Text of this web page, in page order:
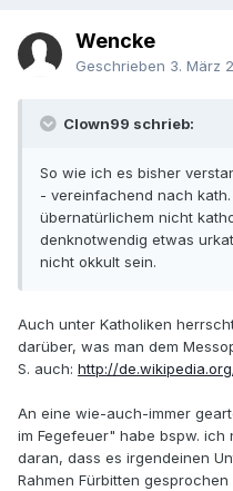
Wencke
Geschrieben 3. März
Clown99 schrieb:
So wie ich es bisher
- vereinfachend nach
übernatürlichem nicht
denknotwendig etwas
nicht okkult sein.
Auch unter Katholiken
darüber, was man dem
S. auch: http://
An eine wie-auch-immer
im Fegefeuer" habe bspw.
daran, dass es irgendeinen
Rahmen Fürbitten gesprochen